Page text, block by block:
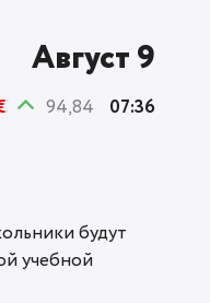
Август 9
94,84 07:36
будут
учебной